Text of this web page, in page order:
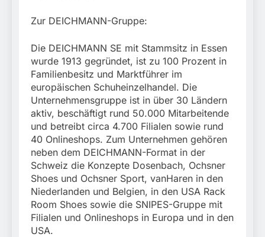
Zur DEICHMANN-Gruppe:
Die DEICHMANN SE mit Stammsitz in Essen
wurde 1913 gegründet, ist zu 100 Prozent in
Familienbesitz und Marktführer im
europäischen Schuheinzelhandel. Die
Unternehmensgruppe ist in über 30 Ländern
aktiv, beschäftigt rund 50.000 Mitarbeitende
und betreibt circa 4.700 Filialen sowie rund
40 Onlineshops. Zum Unternehmen gehören
neben dem DEICHMANN-Format in der
Schweiz die Konzepte Dosenbach, Ochsner
Shoes und Ochsner Sport, vanHaren in den
Niederlanden und Belgien, in den USA Rack
Room Shoes sowie die SNIPES-Gruppe mit
Filialen und Onlineshops in Europa und in den
USA.